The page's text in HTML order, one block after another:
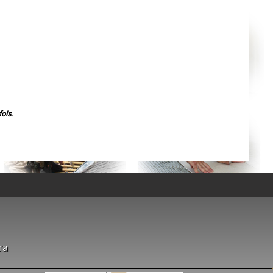
Tarbes
Perpignan